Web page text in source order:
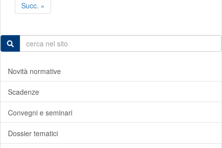
Succ. »
Novità normative
Scadenze
Convegni e seminari
Dossier tematici